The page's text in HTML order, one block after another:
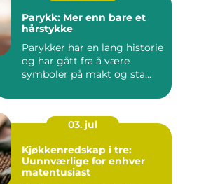
Parykk: Mer enn bare et
hårstykke
Parykker har en lang historie
og har gått fra å være
symboler på makt og sta...
03. jul
Kjøkkenredskap i tre:
Uunnværlige for enhver
matentusiast